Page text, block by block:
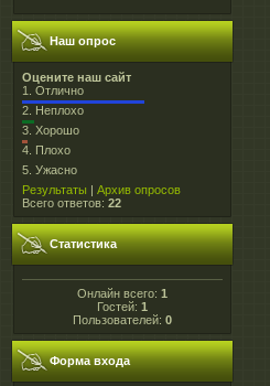
Наш опрос
Оцените наш сайт
1. Отлично
2. Неплохо
3. Хорошо
4. Плохо
5. Ужасно
Результаты | Архив опросов
Всего ответов: 22
Статистика
Онлайн всего: 1
Гостей: 1
Пользователей: 0
Форма входа